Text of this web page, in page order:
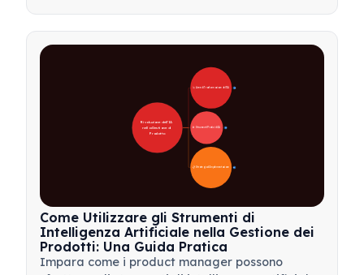
mentali e alberi dei prodotti.
🚀 Aree di Trasformazione dell'IA
🛠️ Strumenti Pratici di IA
📋 Strategia di Implementazione
Rivoluzione dell'IA
nella Gestione di
Prodotto
Come Utilizzare gli Strumenti di
Intelligenza Artificiale nella Gestione dei
Prodotti: Una Guida Pratica
Impara come i product manager possono